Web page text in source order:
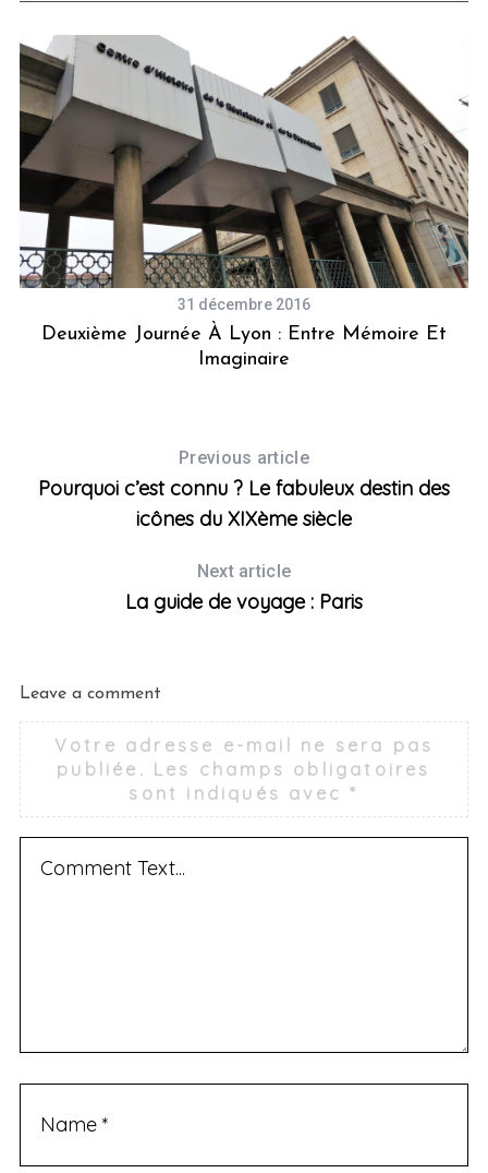
31 décembre 2016
Deuxième Journée À Lyon : Entre Mémoire Et
Imaginaire
Previous article
Pourquoi c’est connu ? Le fabuleux destin des
icônes du XIXème siècle
Next article
La guide de voyage : Paris
Leave a comment
Votre adresse e-mail ne sera pas
publiée. Les champs obligatoires
sont indiqués avec*